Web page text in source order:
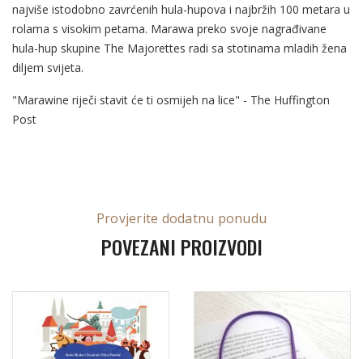
najviše istodobno zavrćenih hula-hupova i najbržih 100 metara u
rolama s visokim petama. Marawa preko svoje nagrađivane
hula-hup skupine The Majorettes radi sa stotinama mladih žena
diljem svijeta.
"Marawine riječi stavit će ti osmijeh na lice" - The Huffington
Post
Provjerite dodatnu ponudu
POVEZANI PROIZVODI